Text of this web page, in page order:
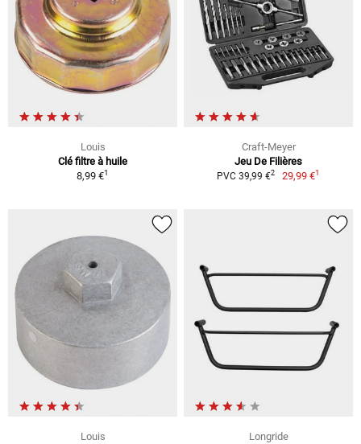
Louis
Clé filtre à huile
8,99 €1
Craft-Meyer
Jeu De Filières
PVC 39,99 €2 29,99 €1
Louis
Longride